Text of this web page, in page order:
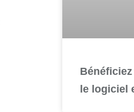
le logiciel